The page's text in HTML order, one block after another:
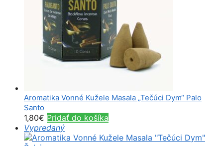
Aromatika Vonné Kužele Masala „Tečúci Dym“ Palo
Santo
1,80€ Pridať do košíka
Vypredaný